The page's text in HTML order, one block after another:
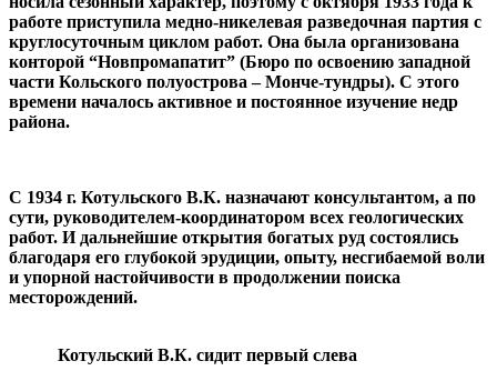
работе приступила медно-никелевая разведочная партия с
круглосуточным циклом работ. Она была организована
конторой “Новпромапатит” (Бюро по освоению западной
части Кольского полуострова – Монче-тундры). С этого
времени началось активное и постоянное изучение недр
района.
С 1934 г. Котульского В.К. назначают консультантом, а по
сути, руководителем-координатором всех геологических
работ. И дальнейшие открытия богатых руд состоялись
благодаря его глубокой эрудиции, опыту, несгибаемой воли
и упорной настойчивости в продолжении поиска
месторождений.
Котульский В.К. сидит первый слева